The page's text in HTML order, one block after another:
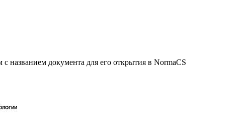
названием документа для его открытия в NormaCS